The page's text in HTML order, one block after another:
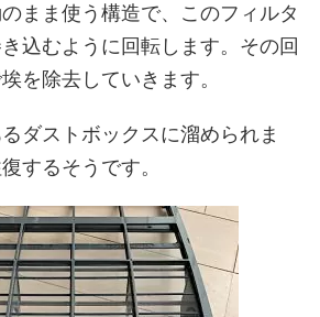
まま使う構造で、このフィルタ
込むように回転します。その回
を除去していきます。
ダストボックスに溜められま
するそうです。